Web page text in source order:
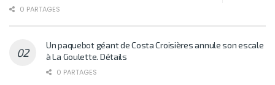
0 PARTAGES
Un paquebot géant de Costa Croisières annule son escale
à La Goulette. Détails
0 PARTAGES